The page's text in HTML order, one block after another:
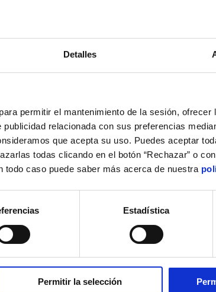
Detalles
permitir el mantenimiento de la sesión, ofrecer
relacionada con sus preferencias
que acepta su uso. Puedes aceptar
todas clicando en el botón “Rechazar” o
todo caso puede saber más acerca de nuestra
Estadística
Permitir la selección